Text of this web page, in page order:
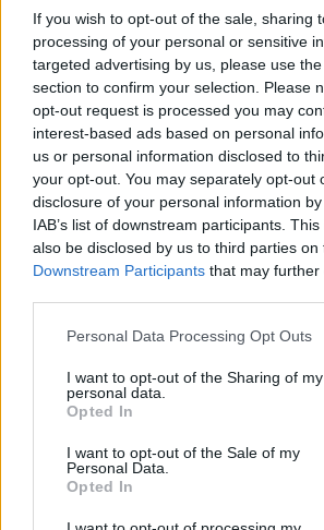
If you wish to opt-out of the sale, sharing
processing of your personal or sensitive
targeted advertising by us, please use
section to confirm your selection. Please
opt-out request is processed you may
interest-based ads based on personal
us or personal information disclosed to
your opt-out. You may separately opt-out
disclosure of your personal information
IAB’s list of downstream participants.
also be disclosed by us to third parties on
Downstream Participants that may
Personal Data Processing Opt Outs
I want to opt-out of the Sharing of my
personal data.
Opted In
I want to opt-out of the Sale of my
Personal Data.
Opted In